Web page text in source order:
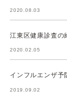
2020.08.03
江東区健康診査の
2020.02.05
インフルエンザ予
2019.09.02